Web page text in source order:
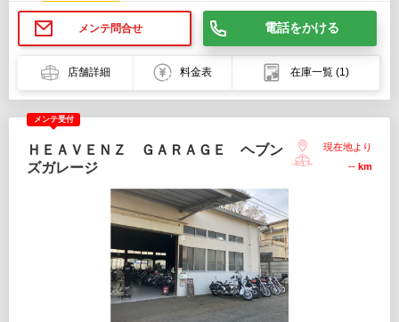
メンテ問合せ 電話をかける
店舗詳細 料金表 在庫一覧 (1)
メンテ受付
ＨＥＡＶＥＮＺ ＧＡＲＡＧＥ ヘブン
ズガレージ
現在地より
-- km